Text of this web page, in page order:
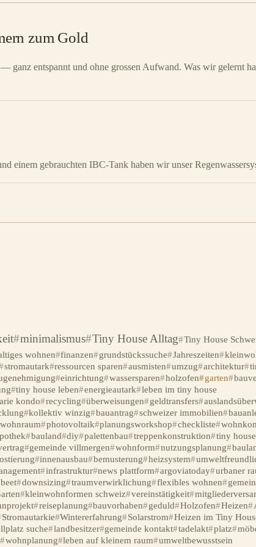
zum Gold
ganz entspannt und ohne grossen Aufwand. Was wir gelernt
einem gebrauchten IBC-Tank haben wir unser
minimalismus Tiny House Alltag Tiny House
wohnen finanzen grundstückssuche Jahreszeiten
stromautark ressourcen sparen ausmisten umzug architektur
einrichtung wassersparen holzofen garten
tiny house leben energieautark leben im tiny house
kondo recycling überweisungen geldtransfers
kollektiv winzig bauantrag schweizer immobilien
photovoltaik planungsworkshop checkliste
bauland diy palettenbau treppenkonstruktion tiny
gemeinde villmergen wohnform nutzungsplanung
innenausbau bemusterung heizsystem
infrastruktur news plattform argoviatoday urbaner
downsizing traumverwirklichung flexibles wohnen
kleinwohnformen schweiz vereinstätigkeit
reiseplanung bauvorhaben geduld Holzofen Heizen
Stromautarkie Wintererfahrung Solarstrom Heizen im Tiny
suche landbesitzer gemeinde kontakt tadelakt platz
wohnplanung leben auf kleinem raum umweltbewusstsein